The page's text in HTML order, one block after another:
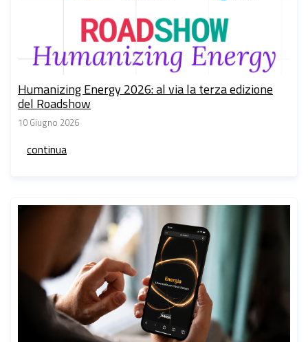
Humanizing Energy 2026: al via la terza edizione
del Roadshow
10 Giugno 2026
continua